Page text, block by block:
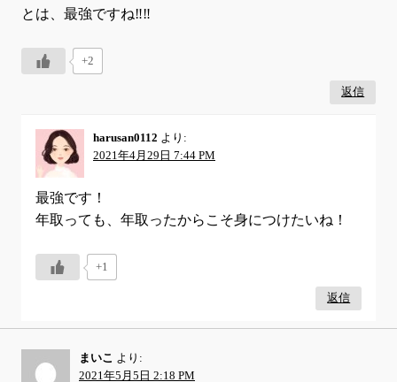
とは、最強ですね‼️‼️
+2
返信
harusan0112 より:
2021年4月29日 7:44 PM
最強です！
年取っても、年取ったからこそ身につけたいね！
+1
返信
まいこ より:
2021年5月5日 2:18 PM